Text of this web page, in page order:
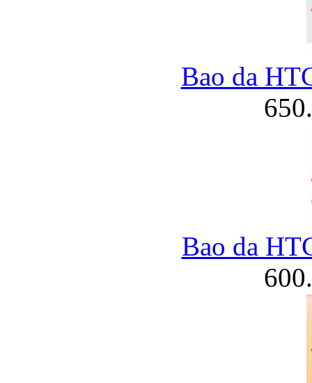
Bao da
Bao da